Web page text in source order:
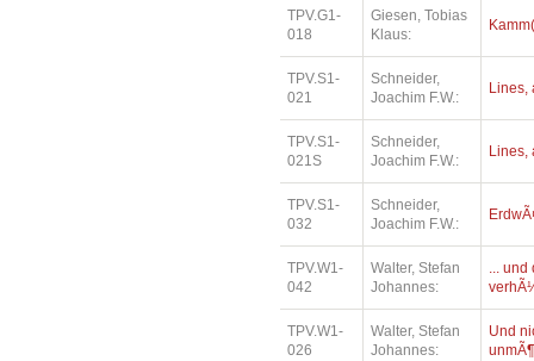
TPV.G1-
018
Giesen, Tobias
Klaus:
TPV.S1-
021
Schneider,
Joachim F.W.:
Lines,
TPV.S1-
021S
Schneider,
Joachim F.W.:
Lines,
TPV.S1-
032
Schneider,
Joachim F.W.:
TPV.W1-
042
Walter, Stefan
Johannes:
... und
TPV.W1-
026
Walter, Stefan
Johannes:
Und